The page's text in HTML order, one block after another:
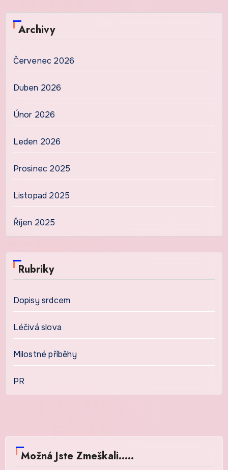
Archivy
Červenec 2026
Duben 2026
Únor 2026
Leden 2026
Prosinec 2025
Listopad 2025
Říjen 2025
Rubriky
Dopisy srdcem
Léčivá slova
Milostné příběhy
PR
Možná Jste Zmeškali.....